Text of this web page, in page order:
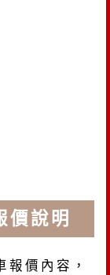
價說明
報價內容，